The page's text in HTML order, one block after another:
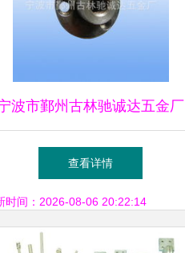
波市鄞州古林驰诚达五金厂
服装加工设备及变压器配件产
品目录
查看详情
时间：2026-08-06 20:22:14